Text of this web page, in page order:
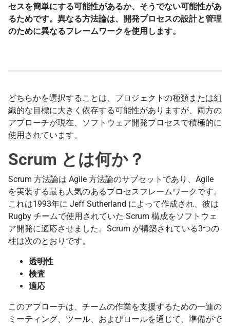
セスを簡単にする可能性があるか、そうでない可能性があ
るためです。異なる方法論は、開発プロセスの設計と管理
のために異なるフレームワークを使用します。
どちらかを選択することは、プロジェクトの種類または組
織的な目標に大きく依存する可能性がありますが、両方の
アプローチが現在、ソフトウェア開発プロセスで積極的に
使用されています。
Scrum とは何か？
Scrum 方法論は Agile 方法論のサブセットであり、Agile
を実装する最も人気のあるプロセスフレームワークです。
これは1993年に Jeff Sutherland によって作成され、彼は
Rugby チームで使用されていた Scrum 構成をソフトウェ
ア開発に適応させました。Scrum が構築されている3つの
柱は次のとおりです。
透明性
検査
適応
このアプローチは、チームの作業を支援するための一連の
ミーティング、ツール、およびロールを通じて、準備がで